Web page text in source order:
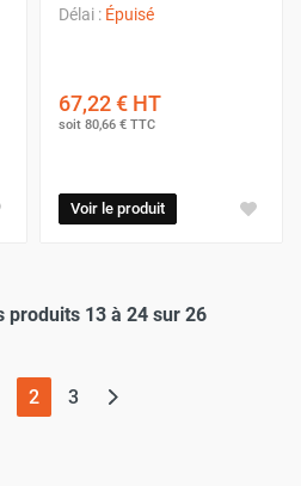
Délai : Épuisé
67,22 € HT
soit 80,66 € TTC
Voir le produit
produits 13 à 24 sur 26
2(page actuelle)
3